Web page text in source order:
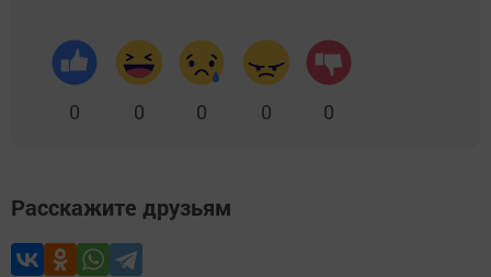
0 0 0 0 0
Расскажите друзьям